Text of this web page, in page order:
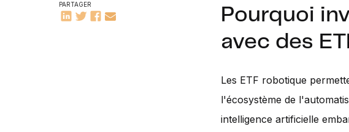
PARTAGER
Pourquoi
avec des
Les ETF robotique
l'écosystème de
intelligence artificielle